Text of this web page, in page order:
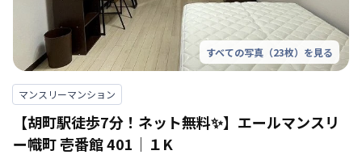
すべての写真（23枚）を見る
マンスリーマンション
【胡町駅徒歩7分！ネット無料✨】エールマンスリ
ー幟町 壱番館401 ｜ １K